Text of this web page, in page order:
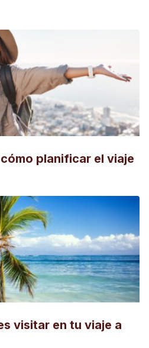
planificar el viaje
visitar en tu viaje a